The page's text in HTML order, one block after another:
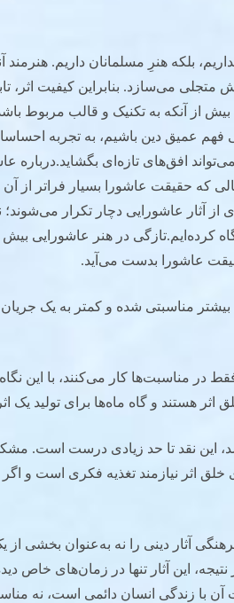
بلکه هنرِ مسلمانان داریم.
متجلی می‌سازد. بنابراین کیفیت اثر،
از آنکه به تکنیک و قالب مربوط
فهم عمیق دین باشیم، به تجربه
افق‌های تازه‌ای بگشاید.درباره
که حقیقت عاشورا بسیار فراتر از
از آثار عاشورایی دچار تکرار
کرده‌ایم.تازگی در هنر عاشورایی
عاشورا بدست می‌آید.
بیشتر مناسبتی شده و کمتر به یک
در مناسبت‌ها کار می‌کنند، با این
اثر هستند و گاه ماه‌ها برای تولید
این نقد تا حد زیادی درست است.
اثر نیازمند تغذیه فکری است و اگر
آثار دینی را نه به‌عنوان بخشی از
نتیجه، این آثار تنها در زمان‌های خاص
آن با زندگی انسان دائمی است، نه